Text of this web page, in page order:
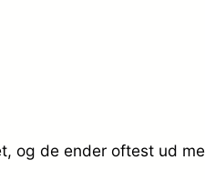
og de ender oftest ud